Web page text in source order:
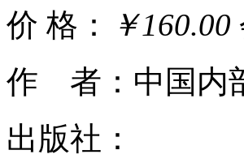
价 格： ￥160.00
作 者：中国内
出版社：